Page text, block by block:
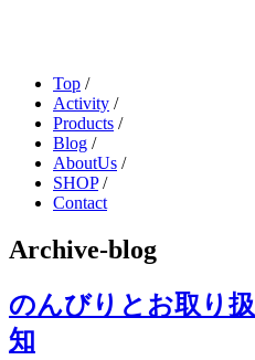
Top /
Activity /
Products /
Blog /
AboutUs /
SHOP/
Contact
Archive-blog
のんびりとお取り
知